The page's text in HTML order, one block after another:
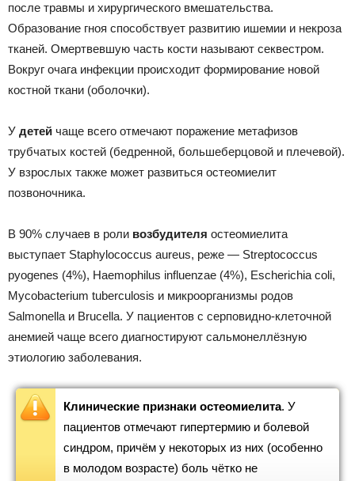
после травмы и хирургического вмешательства.
Образование гноя способствует развитию ишемии и некроза
тканей. Омертвевшую часть кости называют секвестром.
Вокруг очага инфекции происходит формирование новой
костной ткани (оболочки).
У детей чаще всего отмечают поражение метафизов
трубчатых костей (бедренной, большеберцовой и плечевой).
У взрослых также может развиться остеомиелит
позвоночника.
В 90% случаев в роли возбудителя остеомиелита
выступает Staphylococcus aureus, реже — Streptococcus
pyogenes (4%), Haemophilus influenzae (4%), Escherichia coli,
Mycobacterium tuberculosis и микроорганизмы родов
Salmonella и Brucella. У пациентов с серповидно-клеточной
анемией чаще всего диагностируют сальмонеллёзную
этиологию заболевания.
Клинические признаки остеомиелита. У
пациентов отмечают гипертермию и болевой
синдром, причём у некоторых из них (особенно
в молодом возрасте) боль чётко не